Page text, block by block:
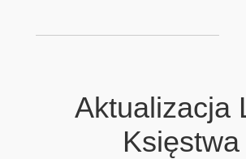
Aktualizacja